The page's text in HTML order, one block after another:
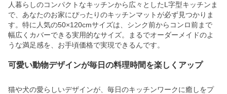
人暮らしのコンパクトなキッチンから広々としたL字型キッチンま
で、あなたのお家にぴったりのキッチンマットが必ず見つかりま
す。特に人気の50×120cmサイズは、シンク前からコンロ前まで
幅広くカバーできる実用的なサイズ。まるでオーダーメイドのよ
うな満足感を、お手頃価格で実現できるんです。
可愛い動物デザインが毎日の料理時間を楽しくアップ
猫や犬の愛らしいデザインが、毎日のキッチンワークに癒しをプ